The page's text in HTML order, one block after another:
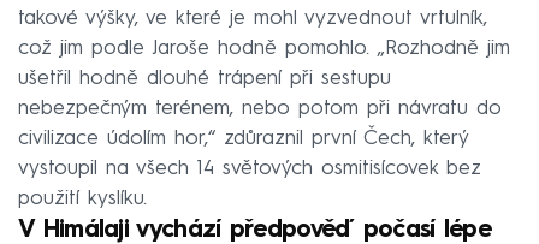
takové výšky, ve které je mohl vyzvednout vrtulník,
což jim podle Jaroše hodně pomohlo. „Rozhodně jim
ušetřil hodně dlouhé trápení při sestupu
nebezpečným terénem, nebo potom při návratu do
civilizace údolím hor,“ zdůraznil první Čech, který
vystoupil na všech 14 světových osmitisícovek bez
použití kyslíku.
V Himálaji vychází předpověď počasí lépe